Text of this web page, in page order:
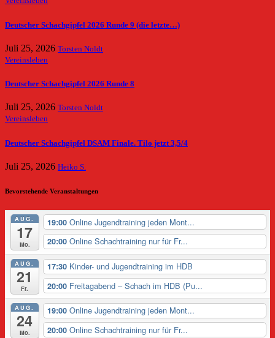
Deutscher Schachgipfel 2026 Runde 9 (die letzte…)
Juli 25, 2026 Torsten Noldt
Vereinsleben
Deutscher Schachgipfel 2026 Runde 8
Juli 25, 2026 Torsten Noldt
Vereinsleben
Deutscher Schachgipfel DSAM Finale. Tilo jetzt 3,5/4
Juli 25, 2026 Heiko S.
Bevorstehende Veranstaltungen
AUG.
17
Mo.
19:00 Online Jugendtraining jeden Mont...
20:00 Online Schachtraining nur für Fr...
AUG.
21
Fr.
17:30 Kinder- und Jugendtraining im HDB
20:00 Freitagabend – Schach im HDB (Pu...
AUG.
24
Mo.
19:00 Online Jugendtraining jeden Mont...
20:00 Online Schachtraining nur für Fr...